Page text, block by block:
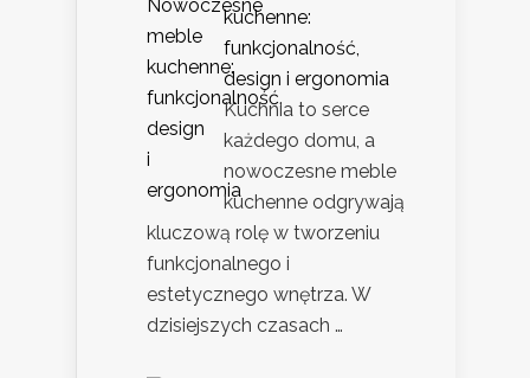
kuchenne:
funkcjonalność,
design i ergonomia
Kuchnia to serce
każdego domu, a
nowoczesne meble
kuchenne odgrywają
kluczową rolę w tworzeniu
funkcjonalnego i
estetycznego wnętrza. W
dzisiejszych czasach …